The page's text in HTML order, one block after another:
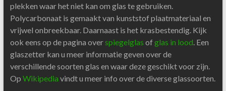
plekken waar het niet kan om glas te gebruiken.
Polycarbonaat is gemaakt van kunststof plaatmateriaal en
vrijwel onbreekbaar. Daarnaast is het krasbestendig. Kijk
ook eens op de pagina overspiegelglas of glas in lood . Een
glaszetter kan u meer informatie geven over de
verschillende soorten glas en waar deze geschikt voor zijn.
Op Wikipedia vindt u meer info over de diverse glassoorten.